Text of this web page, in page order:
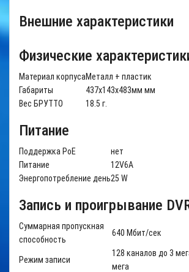
Внешние характеристики
Физические
Материал корпусаМеталл + пластик
Габариты
437х143х483мм мм
Вес БРУТТО
18.5 г.
Питание
Поддержка РоЕ
нет
Питание
12V6A
Энергопотребление день25 W
Запись и проигрывание
Суммарная пропускная
способность
640 Мбит/сек
Режим записи
128 каналов до 3
мега